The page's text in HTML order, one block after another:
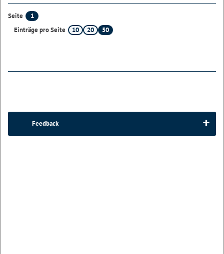
Seite
1
Einträge pro Seite
10 20 50
Feedback